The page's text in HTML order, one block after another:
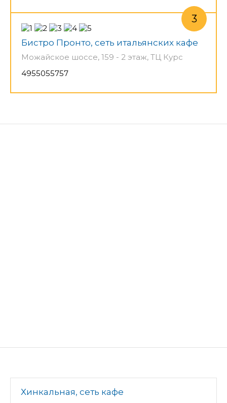
Бистро Пронто, сеть итальянских кафе
Можайское шоссе, 159 - 2 этаж, ТЦ Курс
4955055757
Хинкальная, сеть кафе